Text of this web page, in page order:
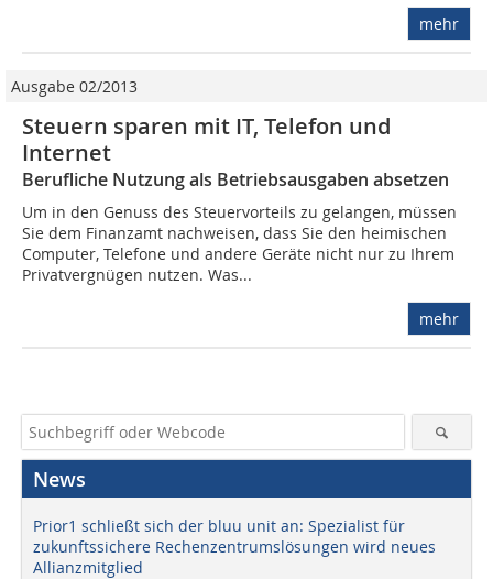
mehr
Ausgabe 02/2013
Steuern sparen mit IT, Telefon und
Internet
Berufliche Nutzung als Betriebsausgaben absetzen
Um in den Genuss des Steuervorteils zu gelangen, müssen
Sie dem Finanzamt nachweisen, dass Sie den heimischen
Computer, Telefone und andere Geräte nicht nur zu Ihrem
Privatvergnügen nutzen. Was...
mehr
News
Prior1 schließt sich der bluu unit an: Spezialist für
zukunftssichere Rechenzentrumslösungen wird neues
Allianzmitglied